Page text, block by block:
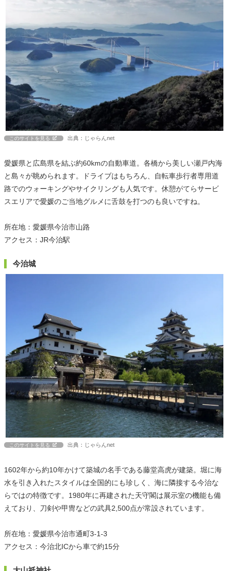
このサイトを見る 出典：じゃらんnet
愛媛県と広島県を結ぶ約60kmの自動車道。各橋から美しい瀬戸内海
と島々が眺められます。ドライブはもちろん、自転車歩行者専用道
路でのウォーキングやサイクリングも人気です。休憩がてらサービ
スエリアで愛媛のご当地グルメに舌鼓を打つのも良いですね。
所在地：愛媛県今治市山路
アクセス：JR今治駅
今治城
このサイトを見る 出典：じゃらんnet
1602年から約10年かけて築城の名手である藤堂高虎が建築。堀に海
水を引き入れたスタイルは全国的にも珍しく、海に隣接する今治な
らではの特徴です。1980年に再建された天守閣は展示室の機能も備
えており、刀剣や甲冑などの武具2,500点が常設されています。
所在地：愛媛県今治市通町3-1-3
アクセス：今治北ICから車で約15分